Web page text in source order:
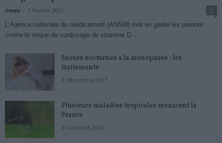
news - 1 février 2021
0
L’Agence nationale du médicament (ANSM) met en garde les parents
contre le risque de surdosage de vitamine D ...
Sueurs nocturnes à la ménopause : les
traitements
2 décembre 2017
Plusieurs maladies tropicales menacent la
France
31 octobre 2022